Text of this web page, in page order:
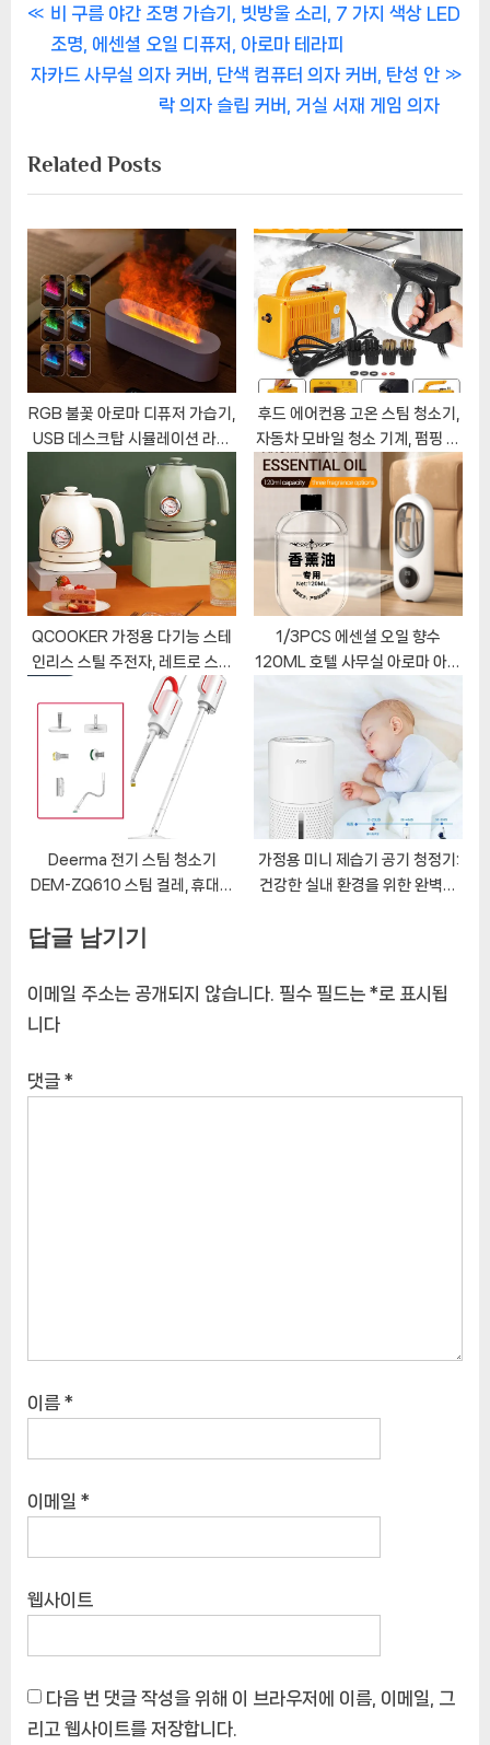
글
탐
P
r
e
o
u
s
o
s
t
:
비 구름 야간 조명 가습기, 빗방울 소리, 7 가지 색상 LED
조명, 에센셜 오일 디퓨저, 아로마 테라피
N
t
P
o
t
:
자카드 사무실 의자 커버, 단색 컴퓨터 의자 커버, 탄성 안
락 의자 슬립 커버, 거실 서재 게임 의자
Related Posts
RGB 불꽃 아로마 디퓨저 가습기,
USB 데스크탑 시뮬레이션 라이
트 아로마 테라피 청정기, 침실용
공기, 7 가지 색상, 최신
후드 에어컨용 고온 스팀 청소기,
자동차 모바일 청소 기계, 펌핑 살
균 소독기, 110V, 220V
QCOOKER 가정용 다기능 스테
인리스 스틸 주전자, 레트로 스타
일 끓는 물
1/3PCS 에센셜 오일 향수
120ML 호텔 사무실 아로마 아로
마 향수 디퓨저 오일 자동차 공기
청정기 가전 제품
Deerma 전기 스팀 청소기
DEM-ZQ610 스팀 걸레, 휴대용
1300W 진공 청소기, 220V
가정용 미니 제습기 공기 청정기:
건강한 실내 환경을 위한 완벽한
답글 남기기
이메일 주소는 공개되지 않습니다. 필수 필드는 *로 표시됩
니다
댓글 *
이름 *
이메일 *
웹사이트
다음 번 댓글 작성을 위해 이 브라우저에 이름, 이메일, 그
리고 웹사이트를 저장합니다.